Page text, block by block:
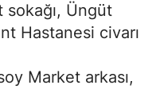
sokağı, Üngüt
Hastanesi civarı
Market arkası,